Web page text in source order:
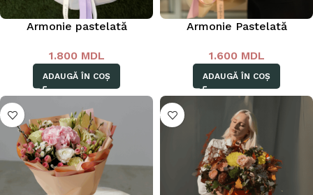
Armonie pastelată
1.800 MDL
ADAUGĂ ÎN COȘ
Armonie Pastelată
1.600 MDL
ADAUGĂ ÎN COȘ